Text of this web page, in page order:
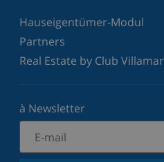
Hauseigentümer-Modul
Partners
Real Estate by Club Villamar
à Newsletter